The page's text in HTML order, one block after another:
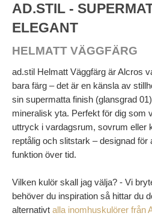
AD.STIL -
ELEGANT
HELMATT VÄGGFÄRG
ad.stil Helmatt Väggfärg är Alcros
bara färg – det är en känsla av
sin supermatta finish (glansgrad
mineralisk yta. Perfekt för dig som
uttryck i vardagsrum, sovrum eller
reptålig och slitstark – designad för
funktion över tid.
Vilken kulör skall jag välja? - Vi
behöver du inspiration så hittar du
alternativt alla inomhuskulörer från